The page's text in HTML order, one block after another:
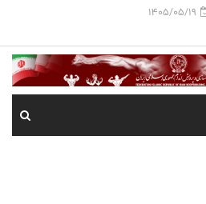
1405/05/19